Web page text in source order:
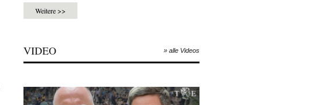
Weitere >>
VIDEO » alle Videos